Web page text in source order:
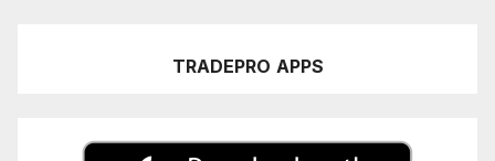
TRADEPRO APPS